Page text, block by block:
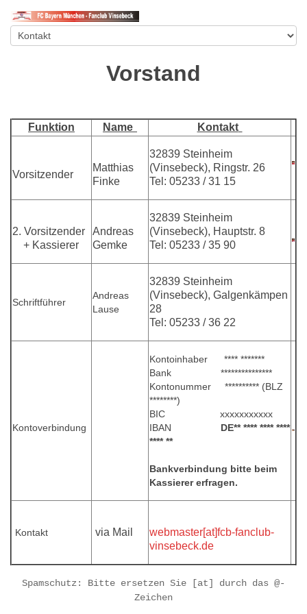
Vorstand
Funktion Name Kontakt
Vorsitzender
Matthias
Finke
32839 Steinheim
(Vinsebeck), Ringstr. 26
Tel: 05233 / 31 15
2. Vorsitzender
+ Kassierer
Andreas
Gemke
32839 Steinheim
(Vinsebeck), Hauptstr. 8
Tel: 05233 / 35 90
Schriftführer
Andreas
Lause
32839 Steinheim
(Vinsebeck), Galgenkämpen
28
Tel: 05233 / 36 22
Kontoverbindung
Kontoinhaber **** *******
Bank ***************
Kontonummer ********** (BLZ
********)
BIC xxxxxxxxxxx
IBAN DE** **** **** ****
**** **
Bankverbindung bitte beim
Kassierer erfragen.
Kontakt via Mail
webmaster[at]fcb-fanclub-
vinsebeck.de
Spamschutz: Bitte ersetzen Sie [at] durch das @-
Zeichen